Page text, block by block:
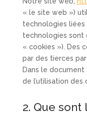
« le site web »)
technologies liées
technologies sont
« cookies »). Des
par des tierces
Dans le document
de l’utilisation des
2. Que sont